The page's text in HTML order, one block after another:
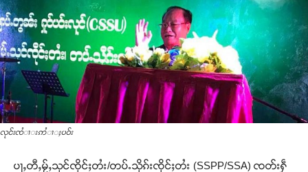
လုင်းၸႆၢးဢႆၢႈပဝ်း
ပႃႇတီႇမႂ်ႇသုင်ၸိုင်ႈတႆး/တပ်ႉသိုၵ်းၸိုင်ႈတႆး (SSPP/SSA) ၸတ်းႁဵ